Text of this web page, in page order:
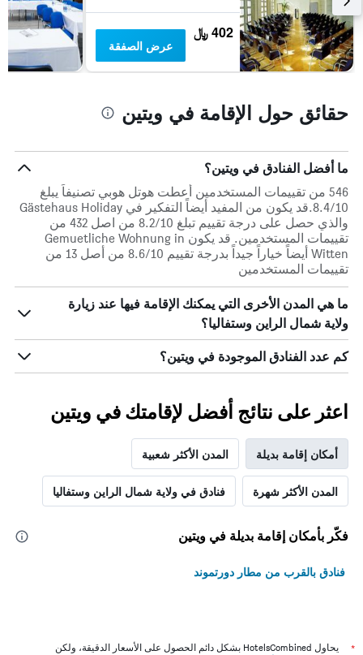
402 ﷼
عرض الصفقة
حقائق حول الإقامة في ويتين
ما أفضل الفنادق في ويتين؟
546 من تقييمات المستخدمين أعطت هوتل هوبي تصنيفاً يبلغ
8.4/10.قد يكون من المفيد أيضاً التفكير في Gästehaus Holiday
والذي حصل على درجة تقييم تبلغ 8.2/10 من اصل 432 من
تقييمات المستخدمين. قد يكون Gemuetliche Wohnung in
Witten أيضاً خياراً جيداً بدرجة تقييم 8.6/10 من أصل 13 من
تقييمات المستخدمين
ما هي المدن الأخرى التي يمكنك الإقامة فيها عند زيارة
ولاية شمال الراين وستفاليا؟
كم عدد الفنادق الموجودة في ويتين؟
اعثر على نتائج أفضل لإقامتك في ويتين
أمكان إقامة بديلة المدن الأكثر شعبية
المدن الأكثر شهرة فنادق في ولاية شمال الراين وستفاليا
فكّر بأمكان إقامة بديلة في ويتين
فنادق بالقرب من مطار دورتموند
*
يحاول HotelsCombined بشكل دائم الحصول على الأسعار الدقيقة، ولكن